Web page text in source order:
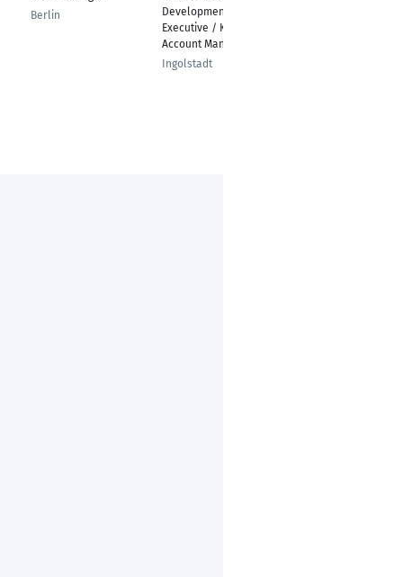
Berlin
Development
Executive / Key
Account Manager
Ingolstadt